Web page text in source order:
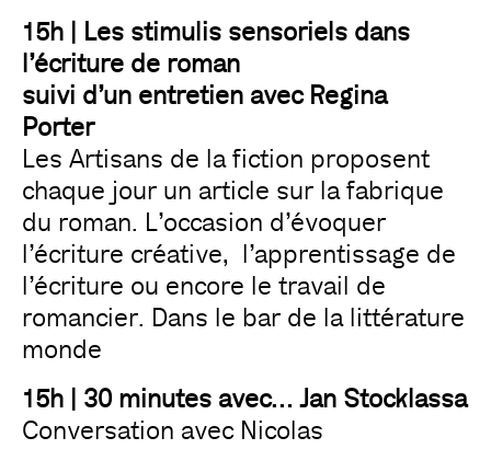
15h | Les stimulis sensoriels dans
l’écriture de roman
suivi d’un entretien avec Regina
Porter
Les Artisans de la fiction proposent
chaque jour un article sur la fabrique
du roman. L’occasion d’évoquer
l’écriture créative, l’apprentissage de
l’écriture ou encore le travail de
romancier. Dans le bar de la littérature
monde
15h | 30 minutes avec… Jan Stocklassa
Conversation avec Nicolas